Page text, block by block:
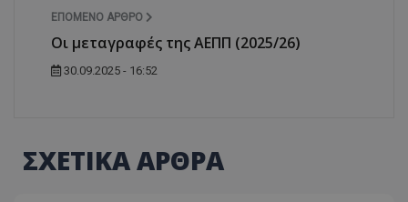
ΕΠΌΜΕΝΟ ΆΡΘΡΟ
Οι μεταγραφές της ΑΕΠΠ (2025/26)
30.09.2025 - 16:52
ΣΧΕΤΙΚΑ ΑΡΘΡΑ